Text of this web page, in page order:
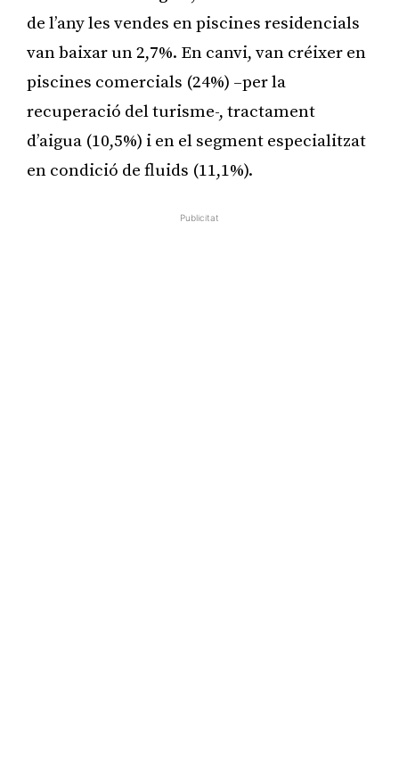
de l’any les vendes en piscines residencials
van baixar un 2,7%. En canvi, van créixer en
piscines comercials (24%) –per la
recuperació del turisme-, tractament
d’aigua (10,5%) i en el segment especialitzat
en condició de fluids (11,1%).
Publicitat